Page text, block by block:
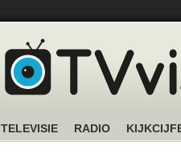
TELEVISIE RADIO